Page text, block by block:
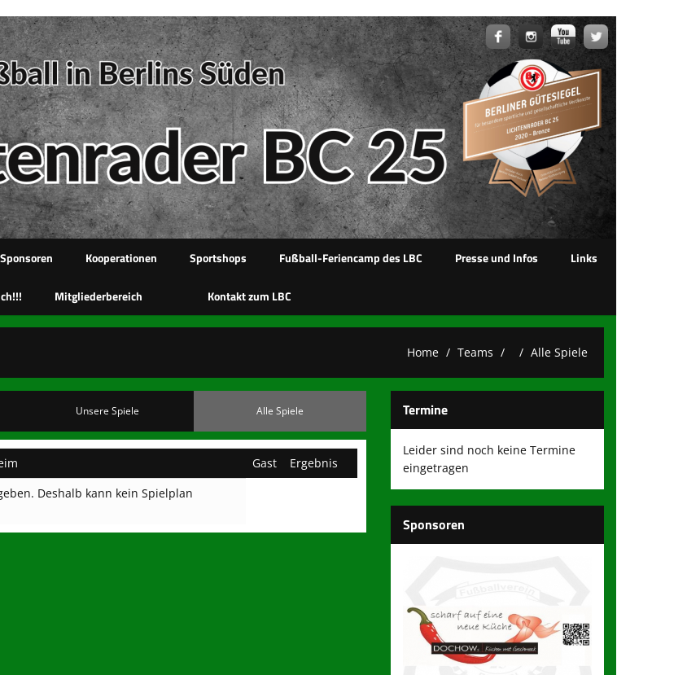
Sponsoren Kooperationen Sportshops Fußball-Feriencamp des LBC Presse und Infos Links
Mitgliederbereich Kontakt zum LBC
Home Teams Alle Spiele
Unsere Spiele Alle Spiele
Gast
Ergebnis
Deshalb kann kein Spielplan
Termine
Leider sind noch keine Termine
eingetragen
Sponsoren